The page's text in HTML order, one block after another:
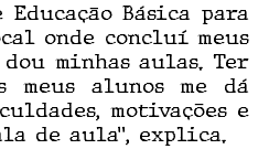
Básica para
onde concluí meus
minhas aulas. Ter
meus alunos me dá
motivações e
de aula”, explica.